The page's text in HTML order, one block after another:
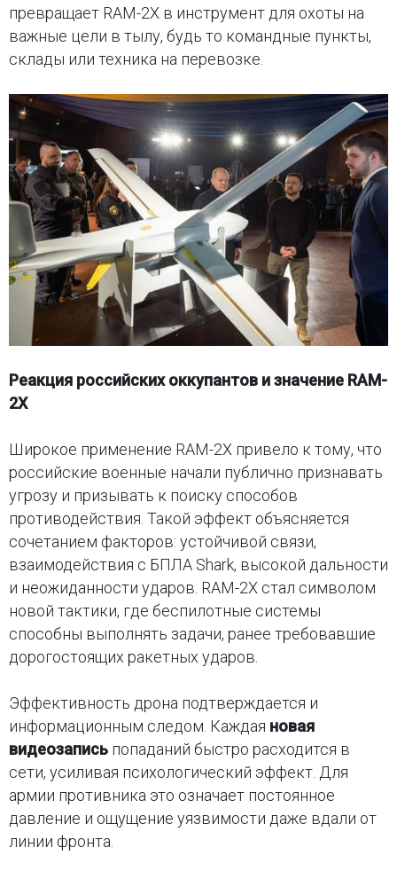
превращает RAM-2X в инструмент для охоты на
важные цели в тылу, будь то командные пункты,
склады или техника на перевозке.
Реакция российских оккупантов и значение RAM-
2X
Широкое применение RAM-2X привело к тому, что
российские военные начали публично признавать
угрозу и призывать к поиску способов
противодействия. Такой эффект объясняется
сочетанием факторов: устойчивой связи,
взаимодействия с БПЛА Shark, высокой дальности
и неожиданности ударов. RAM-2X стал символом
новой тактики, где беспилотные системы
способны выполнять задачи, ранее требовавшие
дорогостоящих ракетных ударов.
Эффективность дрона подтверждается и
информационным следом. Каждая новая
видеозаписьпопаданий быстро расходится в
сети, усиливая психологический эффект. Для
армии противника это означает постоянное
давление и ощущение уязвимости даже вдали от
линии фронта.